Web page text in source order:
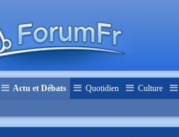
Actu et Débats Quotidien Culture